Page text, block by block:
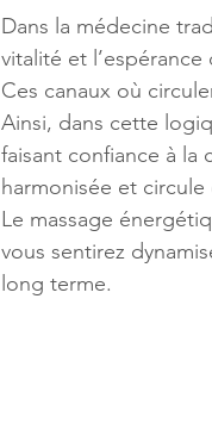
Dans la médecine
vitalité et
Ces canaux où
Ainsi, dans cette
faisant confiance à la
harmonisée et
Le massage
vous sentirez
long terme.